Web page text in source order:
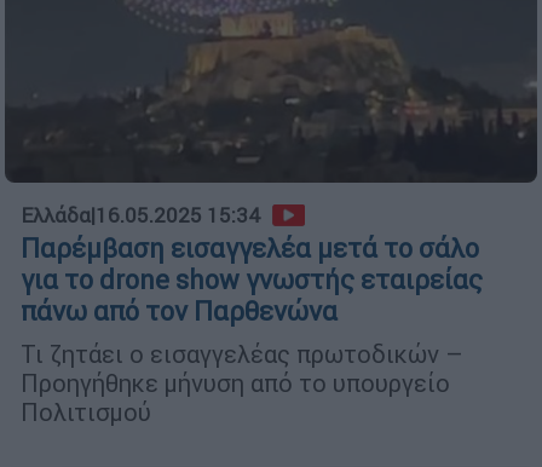
Ελλάδα|16.05.2025 15:34
Παρέμβαση εισαγγελέα μετά το σάλο
για το drone show γνωστής εταιρείας
πάνω από τον Παρθενώνα
Τι ζητάει ο εισαγγελέας πρωτοδικών –
Προηγήθηκε μήνυση από το υπουργείο
Πολιτισμού